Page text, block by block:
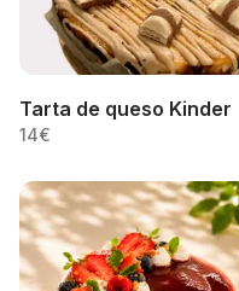
Tarta de queso Kinder
14€